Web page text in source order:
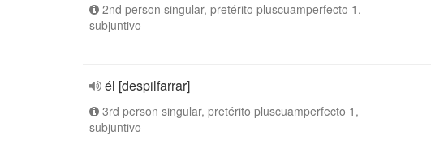
2nd person singular, pretérito pluscuamperfecto 1,
subjuntivo
él [despilfarrar]
3rd person singular, pretérito pluscuamperfecto 1,
subjuntivo